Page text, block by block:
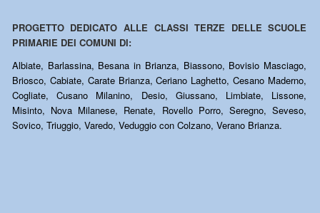
PROGETTO DEDICATO ALLE CLASSI TERZE DELLE SCUOLE
PRIMARIE DEI COMUNI DI:
Albiate, Barlassina, Besana in Brianza, Biassono, Bovisio Masciago,
Briosco, Cabiate, Carate Brianza, Ceriano Laghetto, Cesano Maderno,
Cogliate, Cusano Milanino, Desio, Giussano, Limbiate, Lissone,
Misinto, Nova Milanese, Renate, Rovello Porro, Seregno, Seveso,
Sovico, Triuggio, Varedo, Veduggio con Colzano, Verano Brianza.